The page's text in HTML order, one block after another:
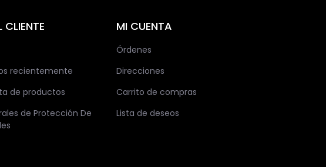
CLIENTE
recientemente
de productos
de Protección De
MI CUENTA
Órdenes
Direcciones
Carrito de compras
Lista de deseos